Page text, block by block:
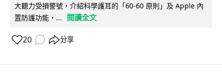
大聽力受損警號，介紹科學護耳的「60-60 原則」及 Apple 內
置防護功能，...
閱讀全文
20 分享